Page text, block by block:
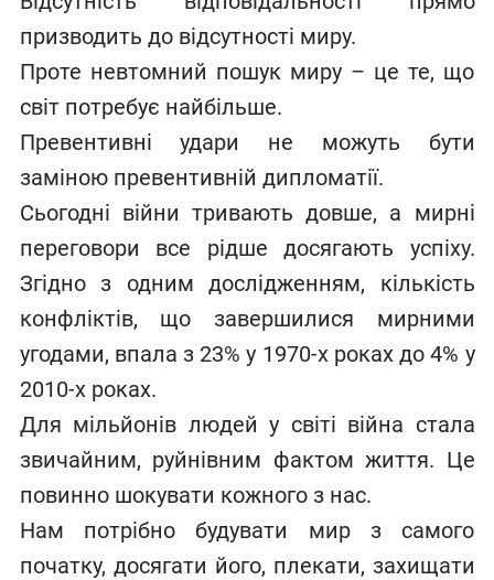
призводить до відсутності миру.
Проте невтомний пошук миру – це те, що
світ потребує найбільше.
Превентивні удари не можуть бути
заміною превентивній дипломатії.
Сьогодні війни тривають довше, а мирні
переговори все рідше досягають успіху.
Згідно з одним дослідженням, кількість
конфліктів, що завершилися мирними
угодами, впала з 23% у 1970-х роках до 4% у
2010-х роках.
Для мільйонів людей у світі війна стала
звичайним, руйнівним фактом життя. Це
повинно шокувати кожного з нас.
Нам потрібно будувати мир з самого
початку, досягати його, плекати, захищати